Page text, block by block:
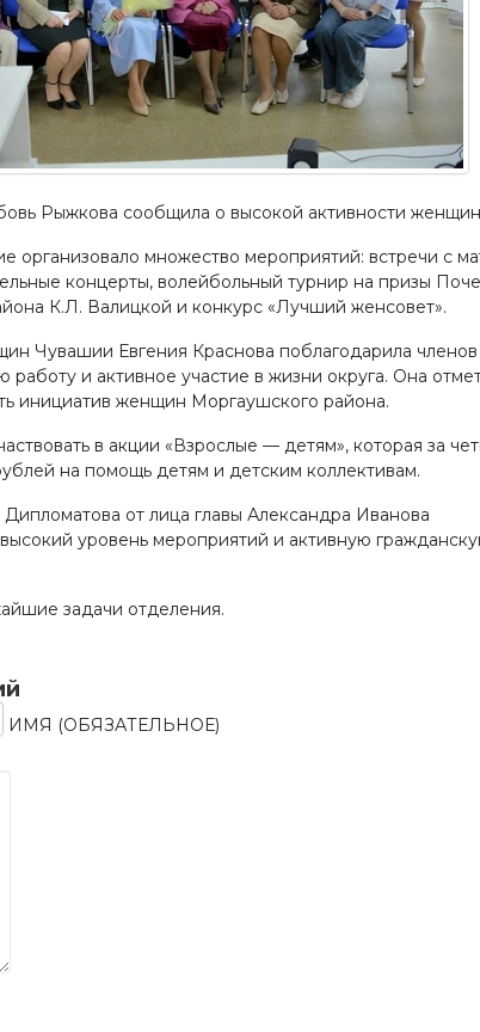
Рыжкова сообщила о высокой активности женщин
организовало множество мероприятий: встречи с
концерты, волейбольный турнир на призы
К.Л. Валицкой и конкурс «Лучший женсовет».
Чувашии Евгения Краснова поблагодарила членов
работу и активное участие в жизни округа. Она
инициатив женщин Моргаушского района.
в акции «Взрослые — детям», которая за
на помощь детям и детским коллективам.
Дипломатова от лица главы Александра Иванова
уровень мероприятий и активную
задачи отделения.
ИМЯ (ОБЯЗАТЕЛЬНОЕ)